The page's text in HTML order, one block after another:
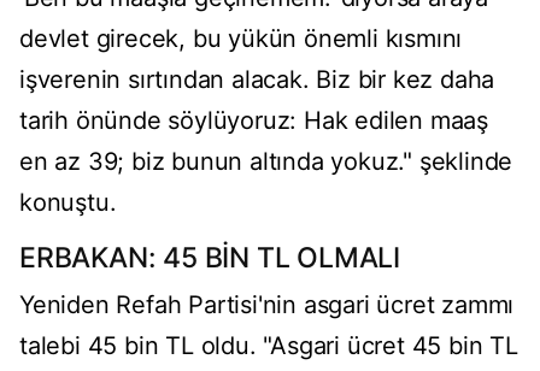
devlet girecek, bu yükün önemli kısmını
işverenin sırtından alacak. Biz bir kez daha
tarih önünde söylüyoruz: Hak edilen maaş
en az 39; biz bunun altında yokuz." şeklinde
konuştu.
ERBAKAN: 45 BİN TL OLMALI
Yeniden Refah Partisi'nin asgari ücret zammı
talebi 45 bin TL oldu. "Asgari ücret 45 bin TL